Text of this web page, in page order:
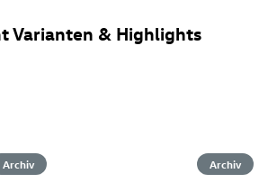
Varianten & Highlights
Archiv Archiv